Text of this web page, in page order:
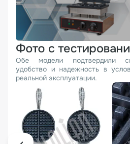
Фото с
Обе модели подтвердили
удобство и надежность в
реальной эксплуатации.